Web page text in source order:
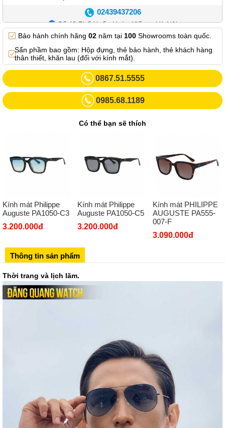
02439437206
Số 42 Phố Huế - Hoàn Kiếm – Hà Nội
0982.769.887
Showroom 3: Số 87 Trương Định - Hai Bà Trưng - Hà Nội.
0969102552
Số 55 Trần Đăng Ninh – Cầu Giấy – Hà Nội
0963264832
02432232319
Số 413 Quang Trung - Hà Đông - Hà Nội
Số 273 Nguyễn Văn Cừ - Long Biên - Hà Nội
02439392490
Sô 580 Ngã tư Trường Chinh - Hà Nội
02437939481
Số 53 Trần Đăng Ninh - Cầu Giấy - Hà Nội
Bảo hành chính hãng 02 năm tại 100 Showrooms toàn quốc.
Sẩn phầm bao gồm: Hộp đựng, thẻ bảo hành, thẻ khách hàng
thân thiết, khăn lau (đối với kính mắt).
0867.51.5555
0985.68.1189
Có thể bạn sẽ thích
Kính mát Philippe
Auguste PA1050-C3
3.200.000đ
Kính mát Philippe
Auguste PA1050-C5
3.200.000đ
Kính mát PHILIPPE
AUGUSTE PA555-
007-F
3.090.000đ
Thông tin sản phẩm
Thời trang và lịch lãm.